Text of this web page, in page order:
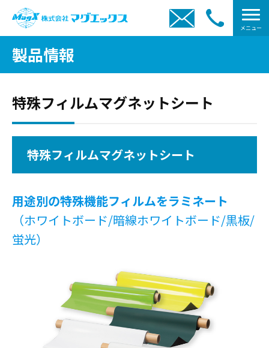
メニュー
製品情報
特殊フィルムマグネットシート
特殊フィルムマグネットシート
用途別の特殊機能フィルムをラミネート
（ホワイトボード/暗線ホワイトボード/黒板/
蛍光）